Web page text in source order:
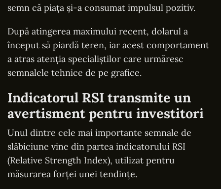
semn că piața și-a consumat impulsul pozitiv.
După atingerea maximului recent, dolarul a
început să piardă teren, iar acest comportament
a atras atenția specialiștilor care urmăresc
semnalele tehnice de pe grafice.
Indicatorul RSI transmite un
avertisment pentru investitori
Unul dintre cele mai importante semnale de
slăbiciune vine din partea indicatorului RSI
(Relative Strength Index), utilizat pentru
măsurarea forței unei tendințe.